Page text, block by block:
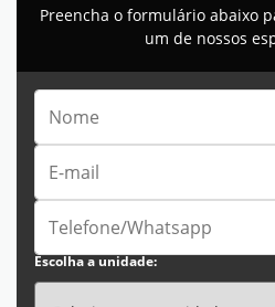
Preencha o formulário abaixo
um de nossos
Escolha a unidade: